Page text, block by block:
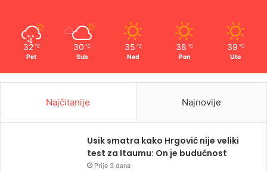
32 ℃
Pet
30 ℃
Sub
35 ℃
Ned
38 ℃
Pon
39 ℃
Uto
Najčitanije Najnovije
Usik smatra kako Hrgović nije veliki
test za Itaumu: On je budućnost
Prije 3 dana